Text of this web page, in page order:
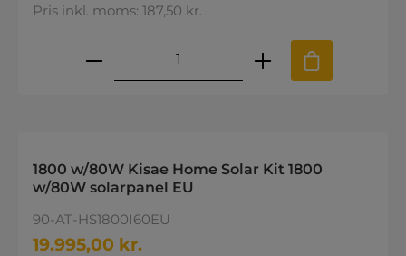
Pris inkl. moms: 187,50 kr.
Produktmængde: Indtast den
1800 w/80W Kisae Home Solar Kit 1800
w/80W solarpanel EU
90-AT-HS1800I60EU
19.995,00 kr.